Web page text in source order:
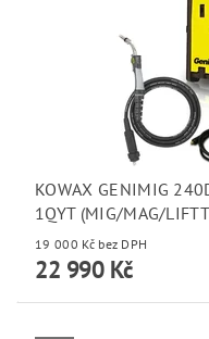
KOWAX GENIMIG
1QYT (MIG/MAG/
19 000 Kč bez DPH
22 990 Kč